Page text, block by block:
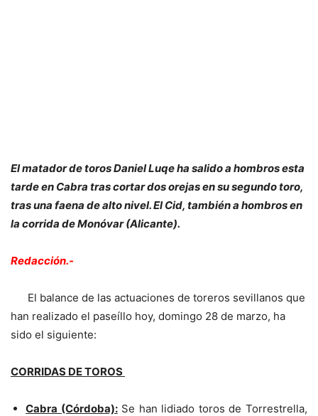
El matador de toros Daniel Luqe ha salido a hombros esta
tarde en Cabra tras cortar dos orejas en su segundo toro,
tras una faena de alto nivel. El Cid, también a hombros en
la corrida de Monóvar (Alicante).
Redacción.-
El balance de las actuaciones de toreros sevillanos que
han realizado el paseíllo hoy, domingo 28 de marzo, ha
sido el siguiente:
CORRIDAS DE TOROS
Cabra (Córdoba):Se han lidiado toros de Torrestrella,